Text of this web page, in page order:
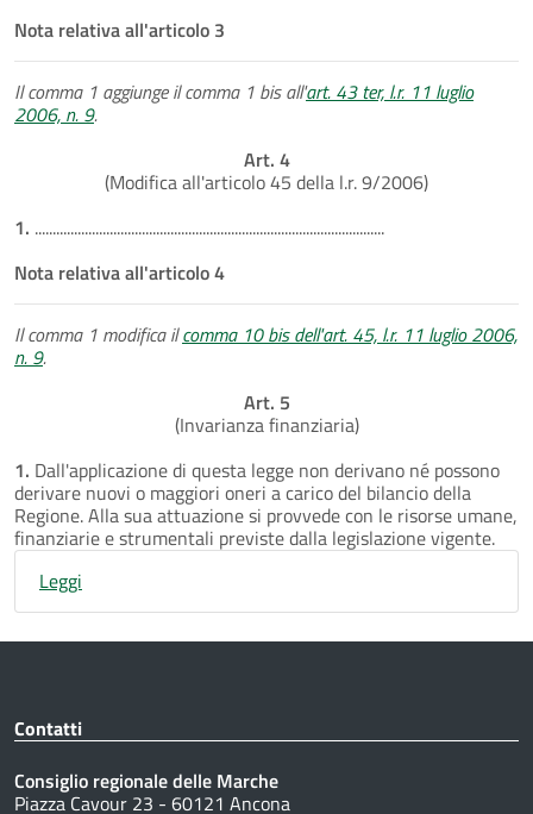
Nota relativa all'articolo 3
Il comma 1 aggiunge il comma 1 bis all'art. 43 ter, l.r. 11 luglio
2006, n. 9.
Art. 4
(Modifica all'articolo 45 della l.r. 9/2006)
1. ..................................................................................................
Nota relativa all'articolo 4
Il comma 1 modifica ilcomma 10 bis dell'art. 45, l.r. 11 luglio 2006,
n. 9.
Art. 5
(Invarianza finanziaria)
1. Dall'applicazione di questa legge non derivano né possono
derivare nuovi o maggiori oneri a carico del bilancio della
Regione. Alla sua attuazione si provvede con le risorse umane,
finanziarie e strumentali previste dalla legislazione vigente.
Leggi
Contatti
Consiglio regionale delle Marche
Piazza Cavour 23 - 60121 Ancona